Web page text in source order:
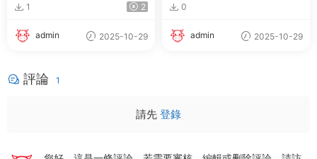
1 2
admin 2025-10-29
0
admin 2025-10-29
評論 1
請先 登錄